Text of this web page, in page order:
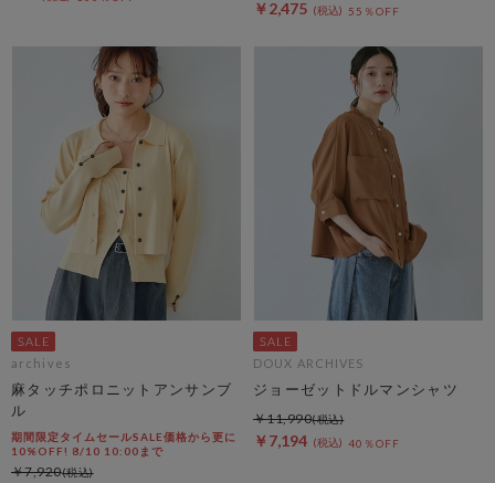
￥2,475 55％OFF
archives
麻タッチポロニットアンサンブ
ル
期間限定タイムセールSALE価格から更に
10%OFF! 8/10 10:00まで
￥7,920
DOUX ARCHIVES
ジョーゼットドルマンシャツ
￥7,194 40％OFF
￥11,990